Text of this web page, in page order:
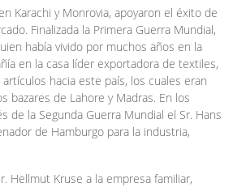
Karachi y Monrovia, apoyaron el éxito de
Finalizada la Primera Guerra Mundial,
había vivido por muchos años en la
en la casa líder exportadora de textiles,
hacia este país, los cuales eran
bazares de Lahore y Madras. En los
de la Segunda Guerra Mundial el Sr. Hans
de Hamburgo para la industria,
Hellmut Kruse a la empresa familiar,